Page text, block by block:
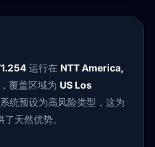
运行在 NTT America,
覆盖区域为 US Los
统预设为高风险类型，这为
天然优势。